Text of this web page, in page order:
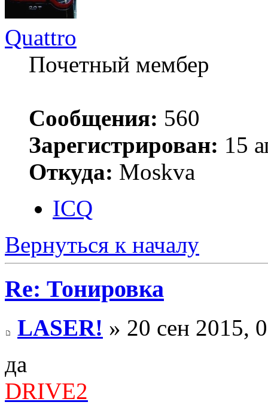
Quattro
Почетный мембер
Сообщения: 560
Зарегистрирован: 15
Откуда: Moskva
ICQ
Вернуться к началу
Re: Тонировка
LASER! » 20 сен 2015,
да
DRIVE2